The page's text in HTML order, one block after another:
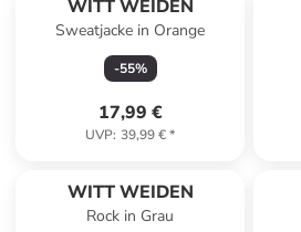
WITT WEIDEN
Sweatjacke in Orange
-55%
17,99 €
UVP: 39,99 €*
WITT WEIDEN
Rock in Grau